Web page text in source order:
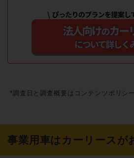
*調査日と調査概要はコンテンツポリシ
事業用車はカーリースが